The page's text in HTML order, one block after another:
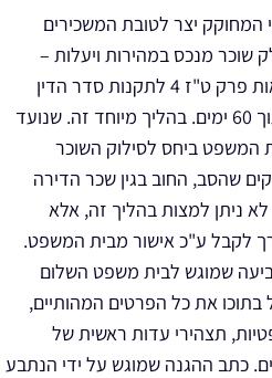
המחוקק יצר לטובת המשכירים
מנכס במהירות ויעלות –
ע"פ הוראות פרק ט"ז 4 לתקנות סדר הדין
האזרחי שניתן לקבל פסק דין תוך 60 ימים. בהליך מיוחד זה. שנועד
המשפט ביחס לסילוק השוכר
שהסב, החוב בגין שכר הדירה
ניתן למצות בהליך זה, אלא
לקבל ע"כ אישור מבית המשפט.
שמוגש לבית משפט השלום
את כל הפרטים המהותיים,
תצהירי עדות ראשית של
כתב ההגנה שמוגש על ידי הנתבע